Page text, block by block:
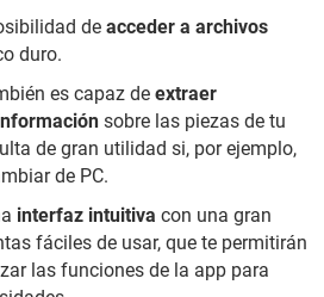
de acceder a archivos
duro.
es capaz de extraer
sobre las piezas de tu
de gran utilidad si, por ejemplo,
de PC.
interfaz intuitiva con una gran
fáciles de usar, que te permitirán
las funciones de la app para